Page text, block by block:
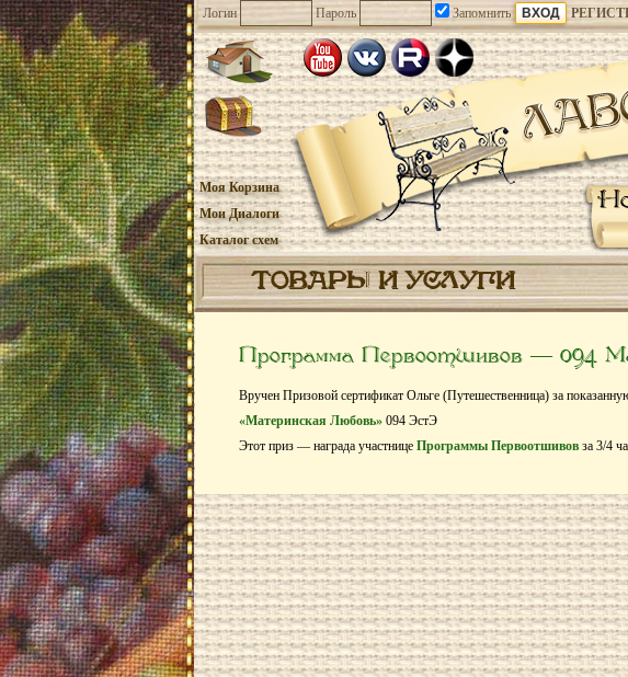
Логин Пароль Запомнить
Моя Корзина
Мои Диалоги
Каталог схем
ТОВАРЫ И УСЛУГИ
Программа Первоотшивов — 094
Вручен Призовой сертификат Ольге (Путешественница) за
«Материнская Любовь» 094 ЭстЭ
Этот приз — награда участнице Программы Первоотшивов за 3/4